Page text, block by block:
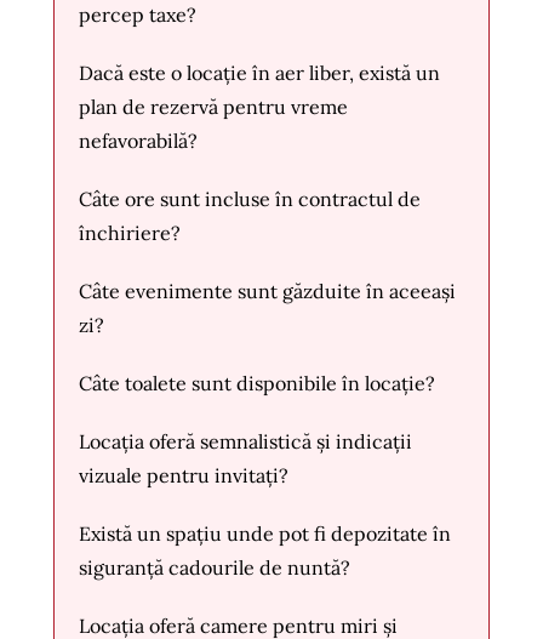
percep taxe?
Dacă este o locație în aer liber, există un
plan de rezervă pentru vreme
nefavorabilă?
Câte ore sunt incluse în contractul de
închiriere?
Câte evenimente sunt găzduite în aceeași
zi?
Câte toalete sunt disponibile în locație?
Locația oferă semnalistică și indicații
vizuale pentru invitați?
Există un spațiu unde pot fi depozitate în
siguranță cadourile de nuntă?
Locația oferă camere pentru miri și